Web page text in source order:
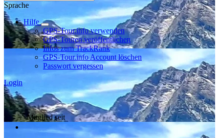
Sprache
Hilfe
GPS-Tour.info verwenden
GPS-Touren veröffentlichen
Infos zum TrackRank
GPS-Tour.info Account löschen
Passwort vergessen
Login
Mitglied seit